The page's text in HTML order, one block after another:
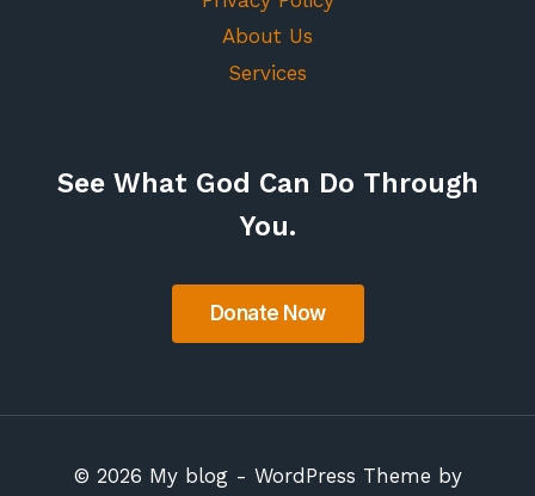
About Us
Services
See What God Can Do Through
You.
© 2026 My blog - WordPress Theme by